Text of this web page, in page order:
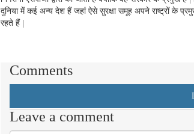
दुनिया में कई अन्य देश हैं जहां ऐसे सुरक्षा समूह अपने राष्ट्रों के
रहते हैं |
Comments
Leave a comment